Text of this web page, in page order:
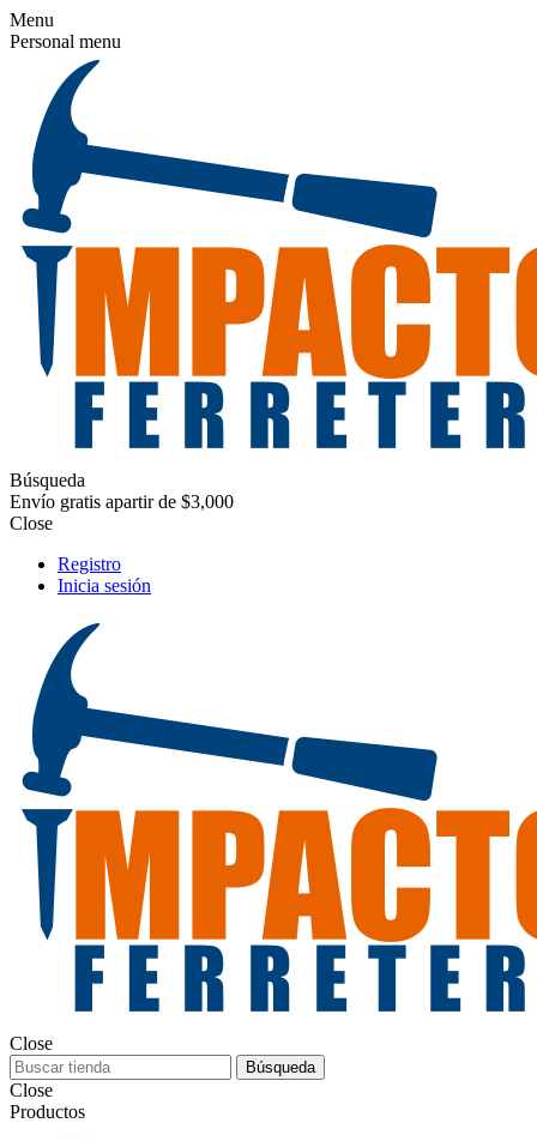
Menu
Personal menu
Búsqueda
Envío gratis apartir de $3,000
Close
Registro
Inicia sesión
Close
Búsqueda
Close
Productos